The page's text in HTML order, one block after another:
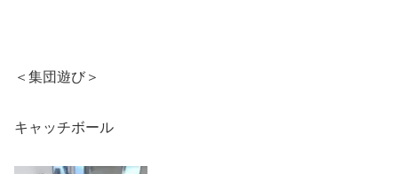
＜集団遊び＞
キャッチボール